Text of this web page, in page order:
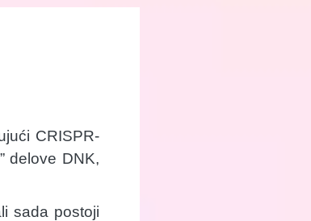
CRISPR-
delove DNK,
sada postoji